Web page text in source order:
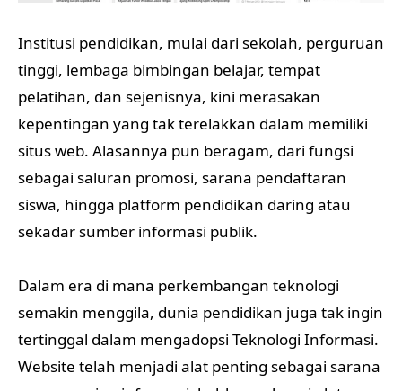
Institusi pendidikan, mulai dari sekolah, perguruan
tinggi, lembaga bimbingan belajar, tempat
pelatihan, dan sejenisnya, kini merasakan
kepentingan yang tak terelakkan dalam memiliki
situs web. Alasannya pun beragam, dari fungsi
sebagai saluran promosi, sarana pendaftaran
siswa, hingga platform pendidikan daring atau
sekadar sumber informasi publik.
Dalam era di mana perkembangan teknologi
semakin menggila, dunia pendidikan juga tak ingin
tertinggal dalam mengadopsi Teknologi Informasi.
Website telah menjadi alat penting sebagai sarana